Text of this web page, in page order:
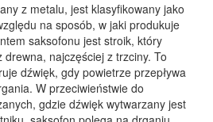
z metalu, jest klasyfikowany jako
na sposób, w jaki produkuje
saksofonu jest stroik, który
najczęściej z trzciny. To
dźwięk, gdy powietrze przepływa
W przeciwieństwie do
gdzie dźwięk wytwarzany jest